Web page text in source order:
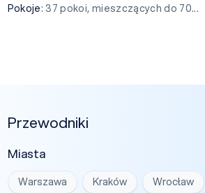
Pokoje: 37 pokoi, mieszczących do 70...
Przewodniki
Miasta
Warszawa Kraków Wrocław